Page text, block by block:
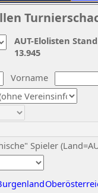
Vorname
Spieler
AUT-Elolisten
13.945